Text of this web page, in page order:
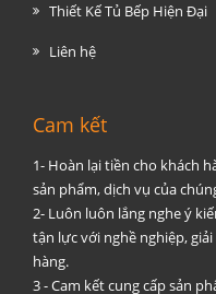
Thiết Kế Tủ Bếp Hiện Đại
Liên hệ
Cam kết
1- Hoàn lại tiền cho khách
sản phẩm, dịch vụ của
2- Luôn luôn lắng nghe ý
tận lực với nghề nghiệp,
hàng.
3 - Cam kết cung cấp sản